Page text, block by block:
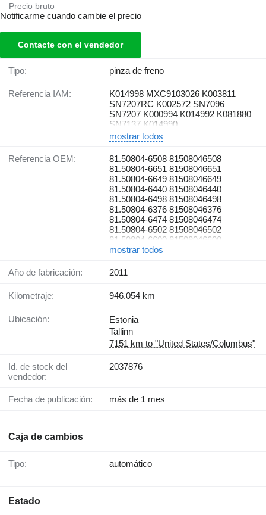
Precio bruto
Notificarme cuando cambie el precio
Contacte con el vendedor
Tipo: pinza de freno
Referencia IAM:
K014998 MXC9103026 K003811
SN7207RC K002572 SN7096
SN7207 K000994 K014992 K081880
SN7137 K014990
mostrar todos
Referencia OEM:
81.50804-6508 81508046508
81.50804-6651 81508046651
81.50804-6649 81508046649
81.50804-6440 81508046440
81.50804-6498 81508046498
81.50804-6376 81508046376
81.50804-6474 81508046474
81.50804-6502 81508046502
81.50804-6600 81508046600
81508046596 81.50804
mostrar todos
Año de fabricación: 2011
Kilometraje: 946.054 km
Ubicación:
Estonia
Tallinn
7151 km to "United States/Columbus"
Id. de stock del
vendedor:
2037876
Fecha de publicación: más de 1 mes
Caja de cambios
Tipo: automático
Estado